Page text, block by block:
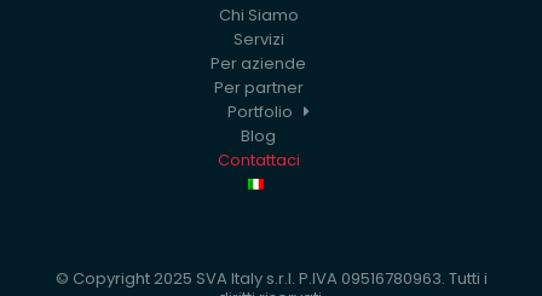
Chi Siamo
Servizi
Per aziende
Per partner
Portfolio
Blog
Contattaci
© Copyright 2025 SVA Italy s.r.l. P.IVA 09516780963. Tutti i